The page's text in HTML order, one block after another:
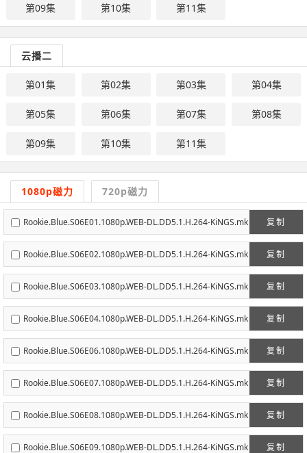
第09集 第10集 第11集
云播二
第01集 第02集 第03集 第04集
第05集 第06集 第07集 第08集
第09集 第10集 第11集
1080p磁力 720p磁力
复制
Rookie.Blue.S06E01.1080p.WEB-DL.DD5.1.H.264-KiNGS.mk
v
复制
Rookie.Blue.S06E02.1080p.WEB-DL.DD5.1.H.264-KiNGS.mk
v
复制
Rookie.Blue.S06E03.1080p.WEB-DL.DD5.1.H.264-KiNGS.mk
v
复制
Rookie.Blue.S06E04.1080p.WEB-DL.DD5.1.H.264-KiNGS.mk
v
复制
Rookie.Blue.S06E06.1080p.WEB-DL.DD5.1.H.264-KiNGS.mk
v
复制
Rookie.Blue.S06E07.1080p.WEB-DL.DD5.1.H.264-KiNGS.mk
v
复制
Rookie.Blue.S06E08.1080p.WEB-DL.DD5.1.H.264-KiNGS.mk
v
复制
Rookie.Blue.S06E09.1080p.WEB-DL.DD5.1.H.264-KiNGS.mk